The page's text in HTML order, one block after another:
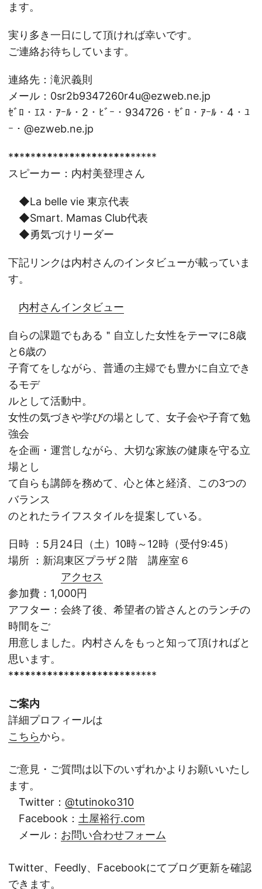
ます。
実り多き一日にして頂ければ幸いです。
ご連絡お待ちしています。
連絡先：滝沢義則
メール：0sr2b9347260r4u@ezweb.ne.jp
ｾﾞﾛ・ｴｽ・ｱｰﾙ・2・ﾋﾞｰ・934726・ｾﾞﾛ・ｱｰﾙ・4・ﾕ
ｰ・@ezweb.ne.jp
***************************
スピーカー：内村美登理さん
◆La belle vie 東京代表
◆Smart. Mamas Club代表
◆勇気づけリーダー
下記リンクは内村さんのインタビューが載っていま
す。
内村さんインタビュー
自らの課題でもある＂自立した女性をテーマに8歳
と6歳の
子育てをしながら、普通の主婦でも豊かに自立でき
るモデ
ルとして活動中。
女性の気づきや学びの場として、女子会や子育て勉
強会
を企画・運営しながら、大切な家族の健康を守る立
場とし
て自らも講師を務めて、心と体と経済、この3つの
バランス
のとれたライフスタイルを提案している。
日時 ：5月24日（土）10時～12時（受付9:45）
場所 ：新潟東区プラザ２階 講座室６
アクセス
参加費：1,000円
アフター：会終了後、希望者の皆さんとのランチの
時間をご
用意しました。内村さんをもっと知って頂ければと
思います。
***************************
ご案内
詳細プロフィールは
こちらから。
ご意見・ご質問は以下のいずれかよりお願いいたし
ます。
Twitter： @tutinoko310
Facebook： 土屋裕行.com
メール： お問い合わせフォーム
Twitter、Feedly、Facebookにてブログ更新を確認
できます。